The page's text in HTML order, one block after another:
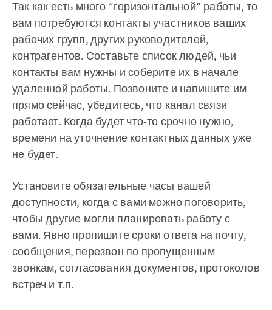
Так как есть много “горизонтальной” работы, то
вам потребуются контакты участников ваших
рабочих групп, других руководителей,
контрагентов. Составьте список людей, чьи
контакты вам нужны и соберите их в начале
удаленной работы. Позвоните и напишите им
прямо сейчас, убедитесь, что канал связи
работает. Когда будет что-то срочно нужно,
времени на уточнение контактных данных уже
не будет.
Установите обязательные часы вашей
доступности, когда с вами можно поговорить,
чтобы другие могли планировать работу с
вами. Явно пропишите сроки ответа на почту,
сообщения, перезвон по пропущенным
звонкам, согласования документов, протоколов
встреч и т.п.